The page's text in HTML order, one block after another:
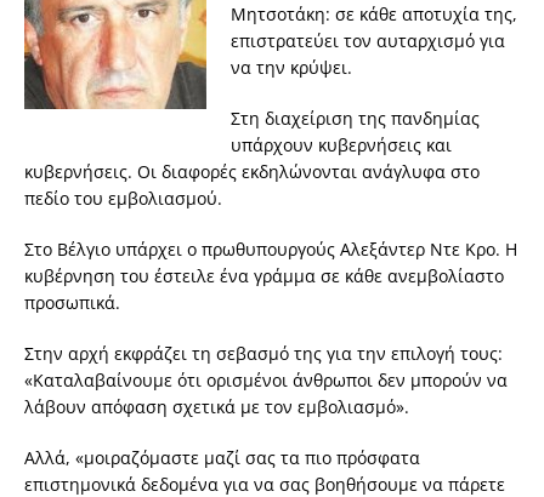
Μητσοτάκη: σε κάθε αποτυχία της,
επιστρατεύει τον αυταρχισμό για
να την κρύψει.
Στη διαχείριση της πανδημίας
υπάρχουν κυβερνήσεις και
κυβερνήσεις. Οι διαφορές εκδηλώνονται ανάγλυφα στο
πεδίο του εμβολιασμού.
Στο Βέλγιο υπάρχει ο πρωθυπουργούς Αλεξάντερ Ντε Κρο. Η
κυβέρνηση του έστειλε ένα γράμμα σε κάθε ανεμβολίαστο
προσωπικά.
Στην αρχή εκφράζει τη σεβασμό της για την επιλογή τους:
«Καταλαβαίνουμε ότι ορισμένοι άνθρωποι δεν μπορούν να
λάβουν απόφαση σχετικά με τον εμβολιασμό».
Αλλά, «μοιραζόμαστε μαζί σας τα πιο πρόσφατα
επιστημονικά δεδομένα για να σας βοηθήσουμε να πάρετε